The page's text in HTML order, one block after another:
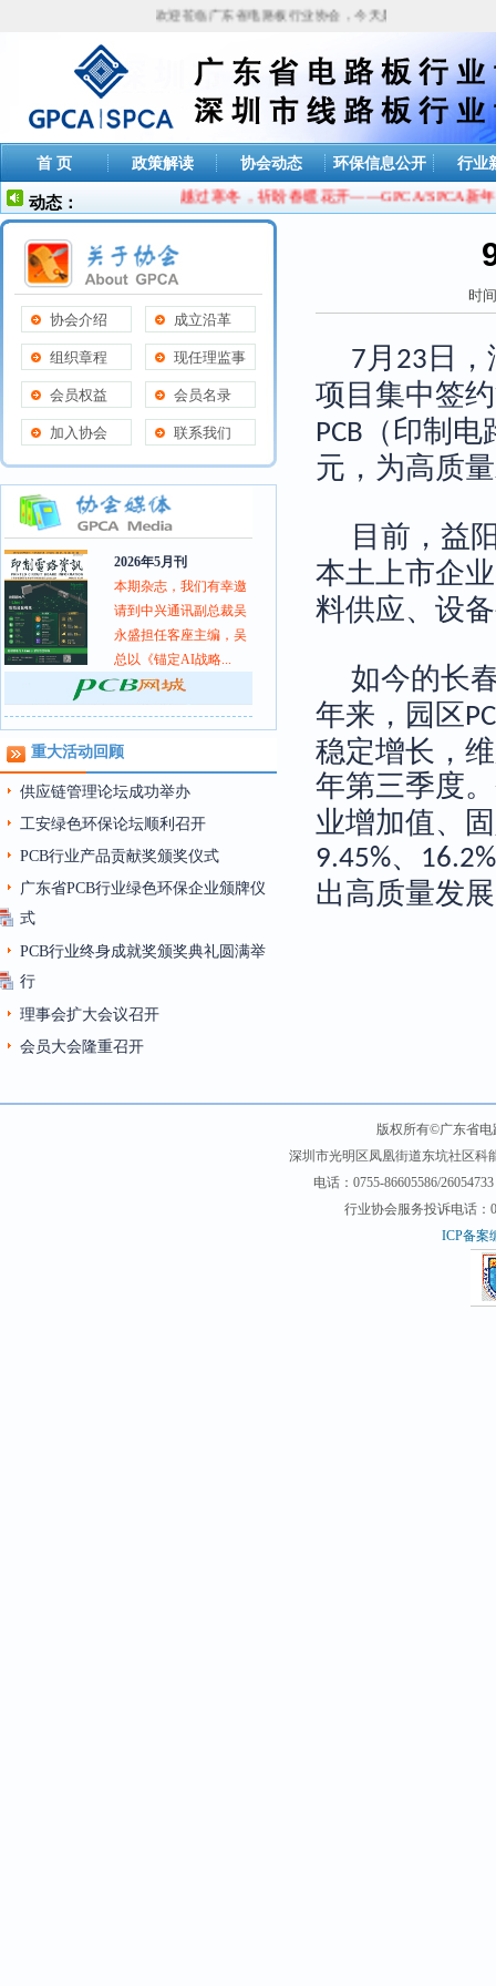
欢迎莅临广东省电路板行业协会，今天是
首 页 政策解读 协会动态 环保信息公开 行业
动态： 越过寒冬，祈盼春暖花开——GPCA/SPCA新年
协会介绍 成立沿革
组织章程 现任理监事
会员权益 会员名录
加入协会 联系我们
2026年5月刊
本期杂志，我们有幸邀
请到中兴通讯副总裁吴
永盛担任客座主编，吴
总以《锚定AI战略...
重大活动回顾
供应链管理论坛成功举办
工安绿色环保论坛顺利召开
PCB行业产品贡献奖颁奖仪式
广东省PCB行业绿色环保企业颁牌仪
式
PCB行业终身成就奖颁奖典礼圆满举
行
理事会扩大会议召开
会员大会隆重召开
时
7月 23 日
项目集中签
PCB （印制
元，为高质
目前，益
本土上市企业
料供应、设
如今的长
年来，园区
稳定增长，
年第三季度
业增加值、
9.45%、 16.2%
出高质量发
版权所有©广东省
深圳市光明区凤凰街道东坑社区科
电话：0755-86605586/
行业协会服务投诉电话：
ICP备案